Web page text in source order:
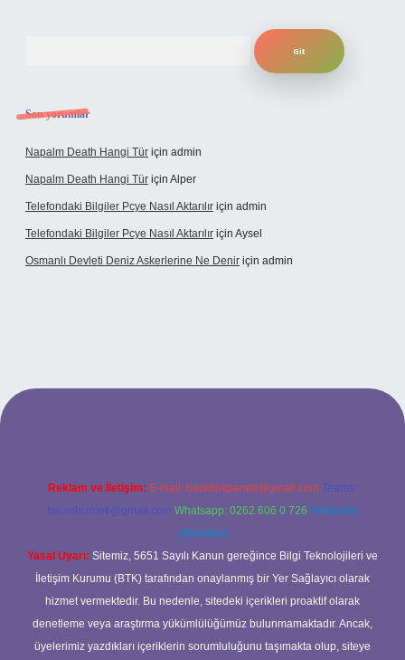
Son yorumlar
Napalm Death Hangi Tür için admin
Napalm Death Hangi Tür için Alper
Telefondaki Bilgiler Pcye Nasıl Aktarılır için admin
Telefondaki Bilgiler Pcye Nasıl Aktarılır için Aysel
Osmanlı Devleti Deniz Askerlerine Ne Denir için admin
Reklam ve İletişim: E-mail: backlinkpaneli@gmail.com Teams:
forumhizmeti@gmail.com Whatsapp: 0262 606 0 726 Telegram:
@karabul
Yasal Uyarı: Sitemiz, 5651 Sayılı Kanun gereğince Bilgi Teknolojileri ve
İletişim Kurumu (BTK) tarafından onaylanmış bir Yer Sağlayıcı olarak
hizmet vermektedir. Bu nedenle, sitedeki içerikleri proaktif olarak
denetleme veya araştırma yükümlülüğümüz bulunmamaktadır. Ancak,
üyelerimiz yazdıkları içeriklerin sorumluluğunu taşımakta olup, siteye